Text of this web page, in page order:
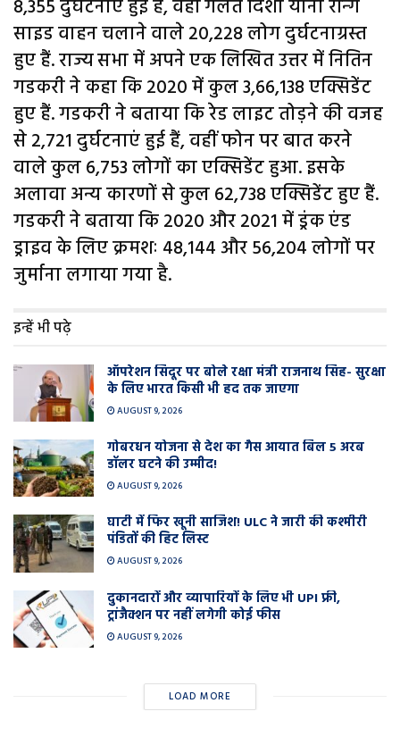
8,355 दुर्घटनाएं हुई हैं, वहीं गलत दिशा यानी रॉन्ग
साइड वाहन चलाने वाले 20,228 लोग दुर्घटनाग्रस्त
हुए हैं. राज्य सभा में अपने एक लिखित उत्तर में नितिन
गडकरी ने कहा कि 2020 में कुल 3,66,138 एक्सिडेंट
हुए हैं. गडकरी ने बताया कि रेड लाइट तोड़ने की वजह
से 2,721 दुर्घटनाएं हुई हैं, वहीं फोन पर बात करने
वाले कुल 6,753 लोगों का एक्सिडेंट हुआ. इसके
अलावा अन्य कारणों से कुल 62,738 एक्सिडेंट हुए हैं.
गडकरी ने बताया कि 2020 और 2021 में ड्रंक एंड
ड्राइव के लिए क्रमशः 48,144 और 56,204 लोगों पर
जुर्माना लगाया गया है.
इन्हें भी पढ़े
ऑपरेशन सिंदूर पर बोले रक्षा मंत्री राजनाथ सिंह- सुरक्षा
के लिए भारत किसी भी हद तक जाएगा
AUGUST 9, 2026
गोबरधन योजना से देश का गैस आयात बिल 5 अरब
डॉलर घटने की उम्मीद!
AUGUST 9, 2026
घाटी में फिर खूनी साजिश! ULC ने जारी की कश्मीरी
पंडितों की हिट लिस्ट
AUGUST 9, 2026
दुकानदारों और व्यापारियों के लिए भी UPI फ्री,
ट्रांजैक्शन पर नहीं लगेगी कोई फीस
AUGUST 9, 2026
LOAD MORE